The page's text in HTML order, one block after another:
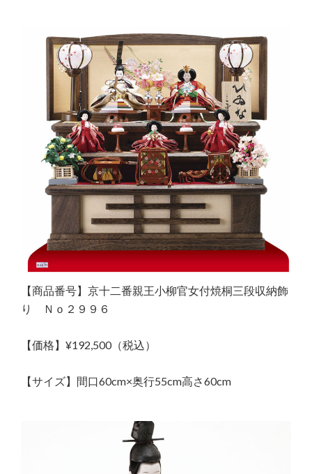
【商品番号】京十二番親王小柳官女付焼桐三段収納飾
り Ｎｏ２９９６
【価格】¥192,500（税込）
【サイズ】間口60cm×奥行55cm高さ60cm